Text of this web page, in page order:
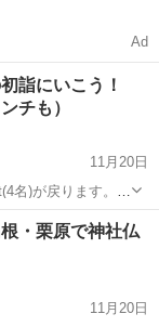
Ad
詣にいこう！
チも）
11月20日
名)が戻ります。キ
りあえず申し込み
・栗原で神社仏
11月20日